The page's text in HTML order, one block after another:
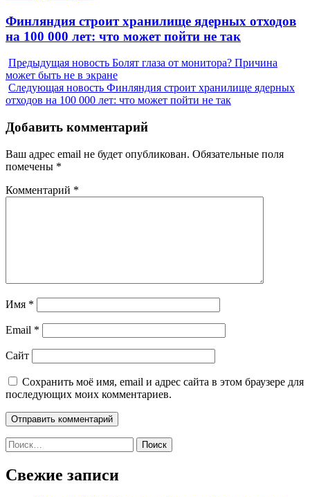
Next
post:
Финляндия строит хранилище ядерных отходов
на 100 000 лет: что может пойти не так
Предыдущая новость Болят глаза от монитора? Причина
может быть не в экране
Следующая новость Финляндия строит хранилище ядерных
отходов на 100 000 лет: что может пойти не так
Добавить комментарий
Ваш адрес email не будет опубликован. Обязательные поля
помечены *
Комментарий *
Имя *
Email *
Сайт
Сохранить моё имя, email и адрес сайта в этом браузере для
последующих моих комментариев.
Найти:
Свежие записи